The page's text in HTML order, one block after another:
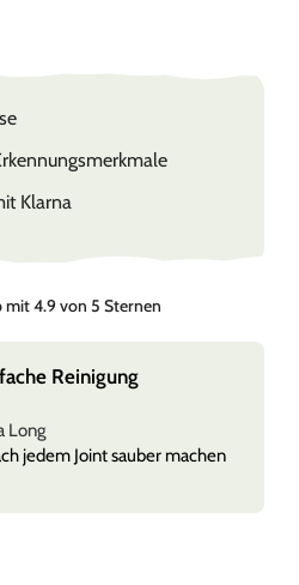
Klarna
mit 4.9 von 5 Sternen
Reinigung
Long
jedem Joint sauber machen